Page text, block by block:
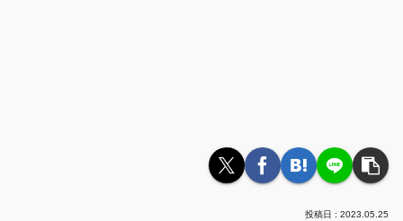
2023.05.25